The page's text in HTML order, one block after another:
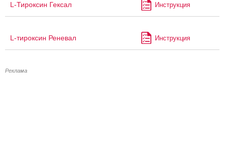
L-Тироксин Гексал Инструкция
L-тироксин Реневал Инструкция
Реклама